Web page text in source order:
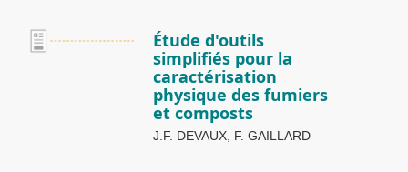
Étude d'outils
simplifiés pour la
caractérisation
physique des fumiers
et composts
J.F. DEVAUX, F. GAILLARD